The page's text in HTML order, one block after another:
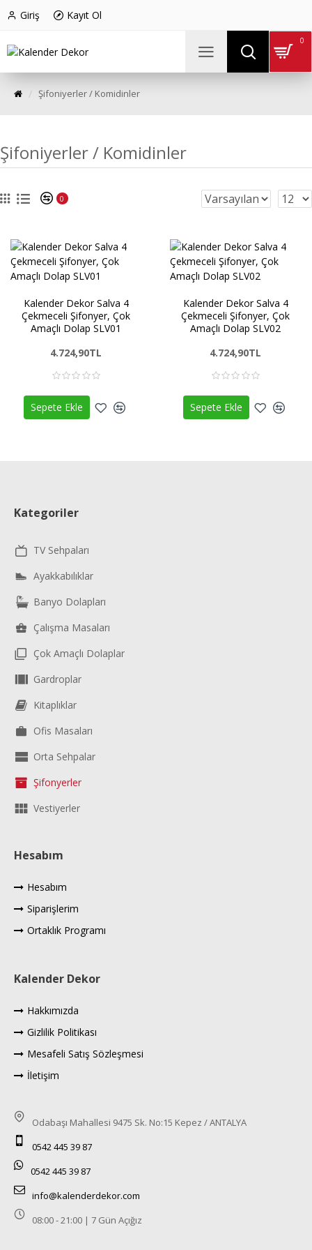
Giriş Kayıt Ol
0
Şifoniyerler / Komidinler
Şifoniyerler / Komidinler
0
Kalender Dekor Salva 4
Çekmeceli Şifonyer, Çok
Amaçlı Dolap SLV01
4.724,90TL
Sepete Ekle
Kalender Dekor Salva 4
Çekmeceli Şifonyer, Çok
Amaçlı Dolap SLV02
4.724,90TL
Sepete Ekle
Kategoriler
TV Sehpaları
Ayakkabılıklar
Banyo Dolapları
Çalışma Masaları
Çok Amaçlı Dolaplar
Gardroplar
Kitaplıklar
Ofis Masaları
Orta Sehpalar
Şifonyerler
Vestiyerler
Hesabım
Hesabım
Siparişlerim
Ortaklık Programı
Kalender Dekor
Hakkımızda
Gizlilik Politikası
Mesafeli Satış Sözleşmesi
İletişim
Odabaşı Mahallesi 9475 Sk. No:15 Kepez / ANTALYA
0542 445 39 87
0542 445 39 87
info@kalenderdekor.com
08:00 - 21:00 | 7 Gün Açığız